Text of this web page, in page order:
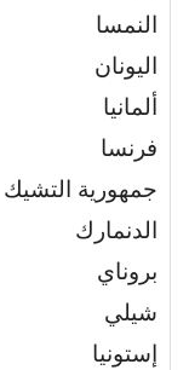
النمسا
اليونان
ألمانيا
فرنسا
جمهورية التشيك
الدنمارك
بروناي
شيلي
إستونيا